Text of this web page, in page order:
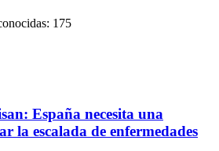
175
España necesita una
la escalada de enfermedades